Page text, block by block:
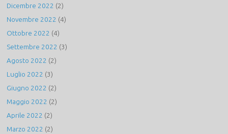
Dicembre 2022 (2)
Novembre 2022 (4)
Ottobre 2022 (4)
Settembre 2022 (3)
Agosto 2022 (2)
Luglio 2022 (3)
Giugno 2022 (2)
Maggio 2022 (2)
Aprile 2022 (2)
Marzo 2022 (2)